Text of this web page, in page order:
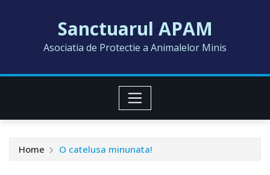
Sanctuarul APAM
Asociatia de Protectie a Animalelor Minis
Home O catelusa minunata!